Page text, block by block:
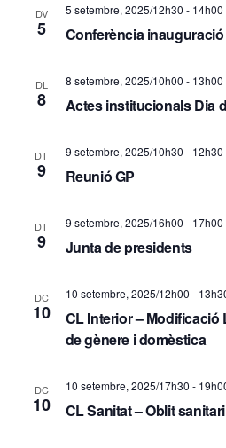
DV
5 Conferència
5 setembre, 2025/12h30 - 14h00
DL
8 Actes institucionals Dia
8 setembre, 2025/10h00 - 13h00
DT
9 Reunió GP
9 setembre, 2025/10h30 - 12h30
DT
9 Junta de presidents
9 setembre, 2025/16h00 - 17h00
DC
10
CL Interior –
de gènere i domèstica
10 setembre, 2025/12h00 -
DC
10 CL Sanitat – Oblit sanitari
10 setembre, 2025/17h30 -